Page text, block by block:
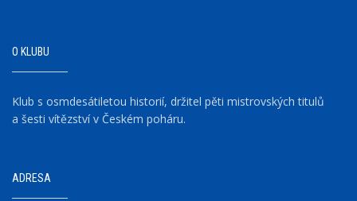
O KLUBU
Klub s osmdesátiletou historií, držitel pěti mistrovských titulů
a šesti vítězství v Českém poháru.
ADRESA